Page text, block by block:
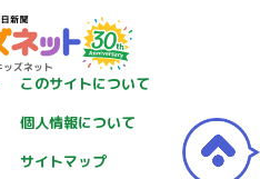
このサイトについて
個人情報について
サイトマップ